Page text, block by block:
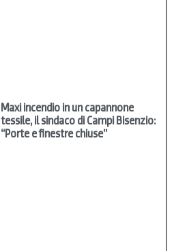
Maxi incendio in un capannone
tessile, il sindaco di Campi Bisenzio:
“Porte e finestre chiuse”